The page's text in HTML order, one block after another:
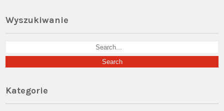
Wyszukiwanie
Kategorie